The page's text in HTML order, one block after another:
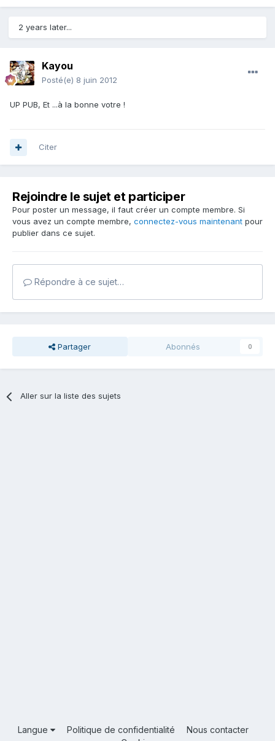
2 years later...
Kayou
Posté(e) 8 juin 2012
UP PUB, Et ...à la bonne votre !
Citer
Rejoindre le sujet et participer
Pour poster un message, il faut créer un compte membre. Si
vous avez un compte membre, connectez-vous maintenant pour
publier dans ce sujet.
Répondre à ce sujet…
Partager Abonnés 0
Aller sur la liste des sujets
Langue Politique de confidentialité
Nous contacter